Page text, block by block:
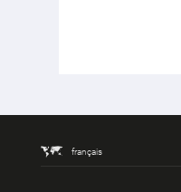
français